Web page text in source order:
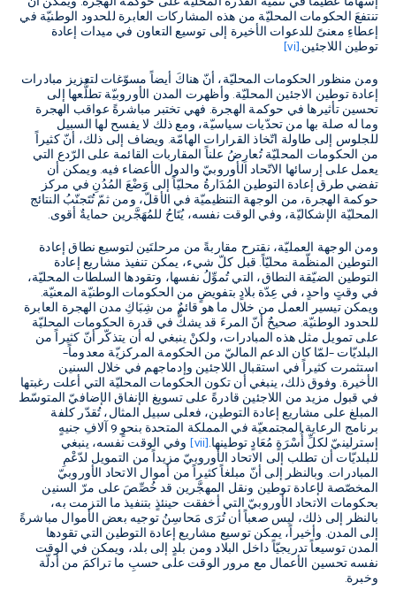
تنتفعَ الحكومات المحليّة من هذه المشاركات العابرة للحدود الوطنيّة في
إعطاءِ معنىً للدعوات الأخيرة إلى توسيع التعاون في ميدات إعادة
توطين اللاجئين.[vi]
ومن منظور الحكومات المحليّة، أنّ هناكَ أيضاً مسوّغات لتعزيز مبادرات
إعادة توطين الاجئين المحليّة. وأظهرت المدن الأوروبيّة تطلُّعها إلى
تحسين تأثيرها في حوكمة الهجرة. فهي تختبر مباشرةً عواقب الهجرة
وما له صلة بها من تحدّيات سياسيّة، ومع ذلك لا يفسح لها السبيل
للجلوس إلى طاولة اتّخاذ القرارات الهامّة. ويضاف إلى ذلك، أنّ كثيراً
من الحكومات المحليّة تُعارِضُ علناً المقاربات القائمة على الرّدع التي
يعمل على إرسائها الاتّحاد الأوروبيّ والدول الأعضاء فيه. ويمكن أن
تفضي طرق إعادة التوطين المُدَارةُ محليّاً إلى وَضْعَ المُدُنِ في مركز
حوكمة الهجرة، من الوجهة التنظيميّة في الأقلّ، ومن ثمّ تُتَجنّبُ النتائج
المحليّة الإشكاليّة، وفي الوقت نفسه، يُتَاحُ للمُهَجَّرين حمايةٌ أقوى.
ومن الوجهة العمليّة، نقترح مقاربةً من مرحلتَين لتوسيع نطاق إعادة
التوطين المنظّمة محليّاً. قبل كلّ شيء، يمكن تنفيذ مشاريع إعادة
التوطين الضيّقة النطاق، التي تُموِّلُ نفسها، وتقودها السلطات المحليّة،
في وقتٍ واحدٍ، في عِدّة بلادٍ بتفويضٍ من الحكومات الوطنيّة المعنيّة.
ويمكن تيسير العمل من خلال ما هو قائمٌ من شِبَاكِ مدن الهجرة العابرة
للحدود الوطنيّة. صحيحٌ أنّ المرءَ قد يشكُّ في قدرة الحكومات المحليّة
على تمويل مثل هذه المبادرات، ولكنْ ينبغي له أن يتذكّر أنّ كثيراً من
البلديّات–لمّا كان الدعم الماليّ من الحكومة المركزيّة معدوماً–
استثمرت كثيراً في استقبال اللاجئين وإدماجهم في خلال السنين
الأخيرة. وفوق ذلك، ينبغي أن تكون الحكومات المحليّة التي أعلت رغبتها
في قبول مزيد من اللاجئين قادرةً على تسويغ الإنفاق الإضافيّ المتوسّط
المبلغ على مشاريع إعادة التوطين، فعلى سبيل المثال، تُقدّر كلفة
برنامج الرعاية المجتمعيّة في المملكة المتحدة بنحوٍ9آلافِ جنيهٍ
إسترلينيّ لكلِّ أُسْرَةٍ مُعَادٍ توطينها.
[vii] وفي الوقت نفسه، ينبغي
للبلديّات أن تطلب إلى الاتحاد الأوروبيّ مزيداً من التمويل لدّعْمِ
المبادرات. وبالنظر إلى أنّ مبلغاً كثيراً من أموال الاتحاد الأوروبيّ
المخصّصة لإعادة توطين ونقل المهجَّرين قد خُصِّصَ على مرّ السنين
بحكومات الاتحاد الأوروبيّ التي أخفقت حينئذٍ بتنفيذ ما التزمت به،
بالنظر إلى ذلك، ليس صعباً أن تُرَى مَحاسِنُ توجيه بعض الأموال مباشرةً
إلى المدن. وأخيراً، يمكن توسيع مشاريع إعادة التوطين التي تقودها
المدن توسيعاً تدريجيّاً داخل البلاد ومن بلدٍ إلى بلد، ويمكن في الوقت
نفسه تحسين الأعمال مع مرور الوقت على حسبِ ما تراكمَ من أدلّة
وخبرة.